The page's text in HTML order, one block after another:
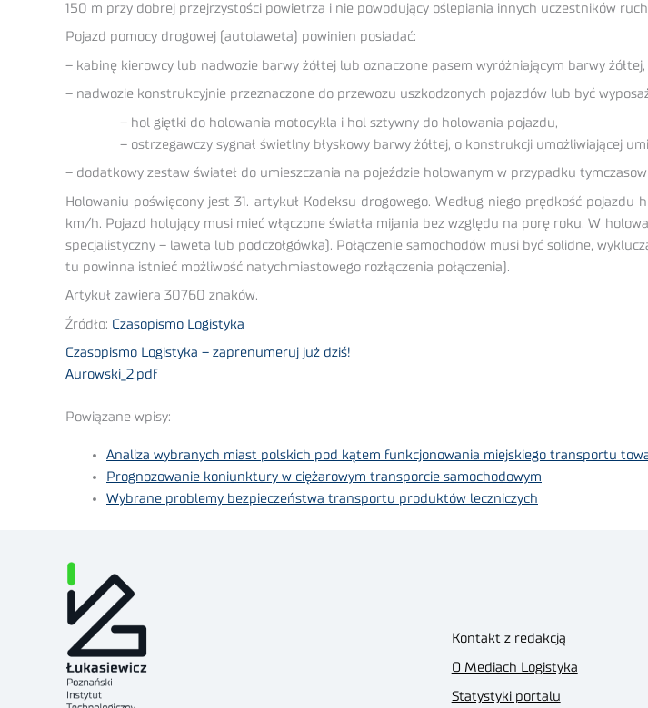
150 m przy dobrej przejrzystości powietrza i nie powodujący oślepiania innych uczestników
Pojazd pomocy drogowej (autolaweta) powinien posiadać:
– kabinę kierowcy lub nadwozie barwy żółtej lub oznaczone pasem wyróżniającym barwy żółtej,
– nadwozie konstrukcyjnie przeznaczone do przewozu uszkodzonych pojazdów lub być
– hol giętki do holowania motocykla i hol sztywny do holowania pojazdu,
– ostrzegawczy sygnał świetlny błyskowy barwy żółtej, o konstrukcji umożliwiającej
– dodatkowy zestaw świateł do umieszczania na pojeździe holowanym w przypadku
Holowaniu poświęcony jest 31. artykuł Kodeksu drogowego. Według niego prędkość
km/h. Pojazd holujący musi mieć włączone światła mijania bez względu na porę roku. W
specjalistyczny – laweta lub podczołgówka). Połączenie samochodów musi być solidne,
tu powinna istnieć możliwość natychmiastowego rozłączenia połączenia).
Artykuł zawiera 30760 znaków.
Źródło: Czasopismo Logistyka
Czasopismo Logistyka – zaprenumeruj już dziś!
Aurowski_2.pdf
Powiązane wpisy:
Analiza wybranych miast polskich pod kątem funkcjonowania miejskiego transportu
Prognozowanie koniunktury w ciężarowym transporcie samochodowym
Wybrane problemy bezpieczeństwa transportu produktów leczniczych
Kontakt z redakcją
O Mediach Logistyka
Statystyki portalu